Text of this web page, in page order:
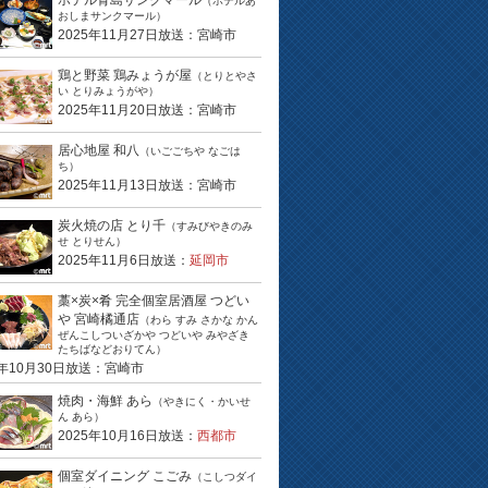
おしまサンクマール）
2025年11月27日放送：宮崎市
鶏と野菜 鶏みょうが屋 （とりとやさ
い とりみょうがや）
2025年11月20日放送：宮崎市
居心地屋 和八 （いごごちや なごは
ち）
2025年11月13日放送：宮崎市
炭火焼の店 とり千 （すみびやきのみ
せ とりせん）
2025年11月6日放送： 延岡市
藁×炭×肴 完全個室居酒屋 つどい
や 宮崎橘通店 （わら すみ さかな かん
ぜんこしついざかや つどいや みやざき
たちばなどおりてん）
10月30日放送：宮崎市
焼肉・海鮮 あら
（やきにく・かいせ
ん あら）
2025年10月16日放送： 西都市
個室ダイニング こごみ （こしつダイ